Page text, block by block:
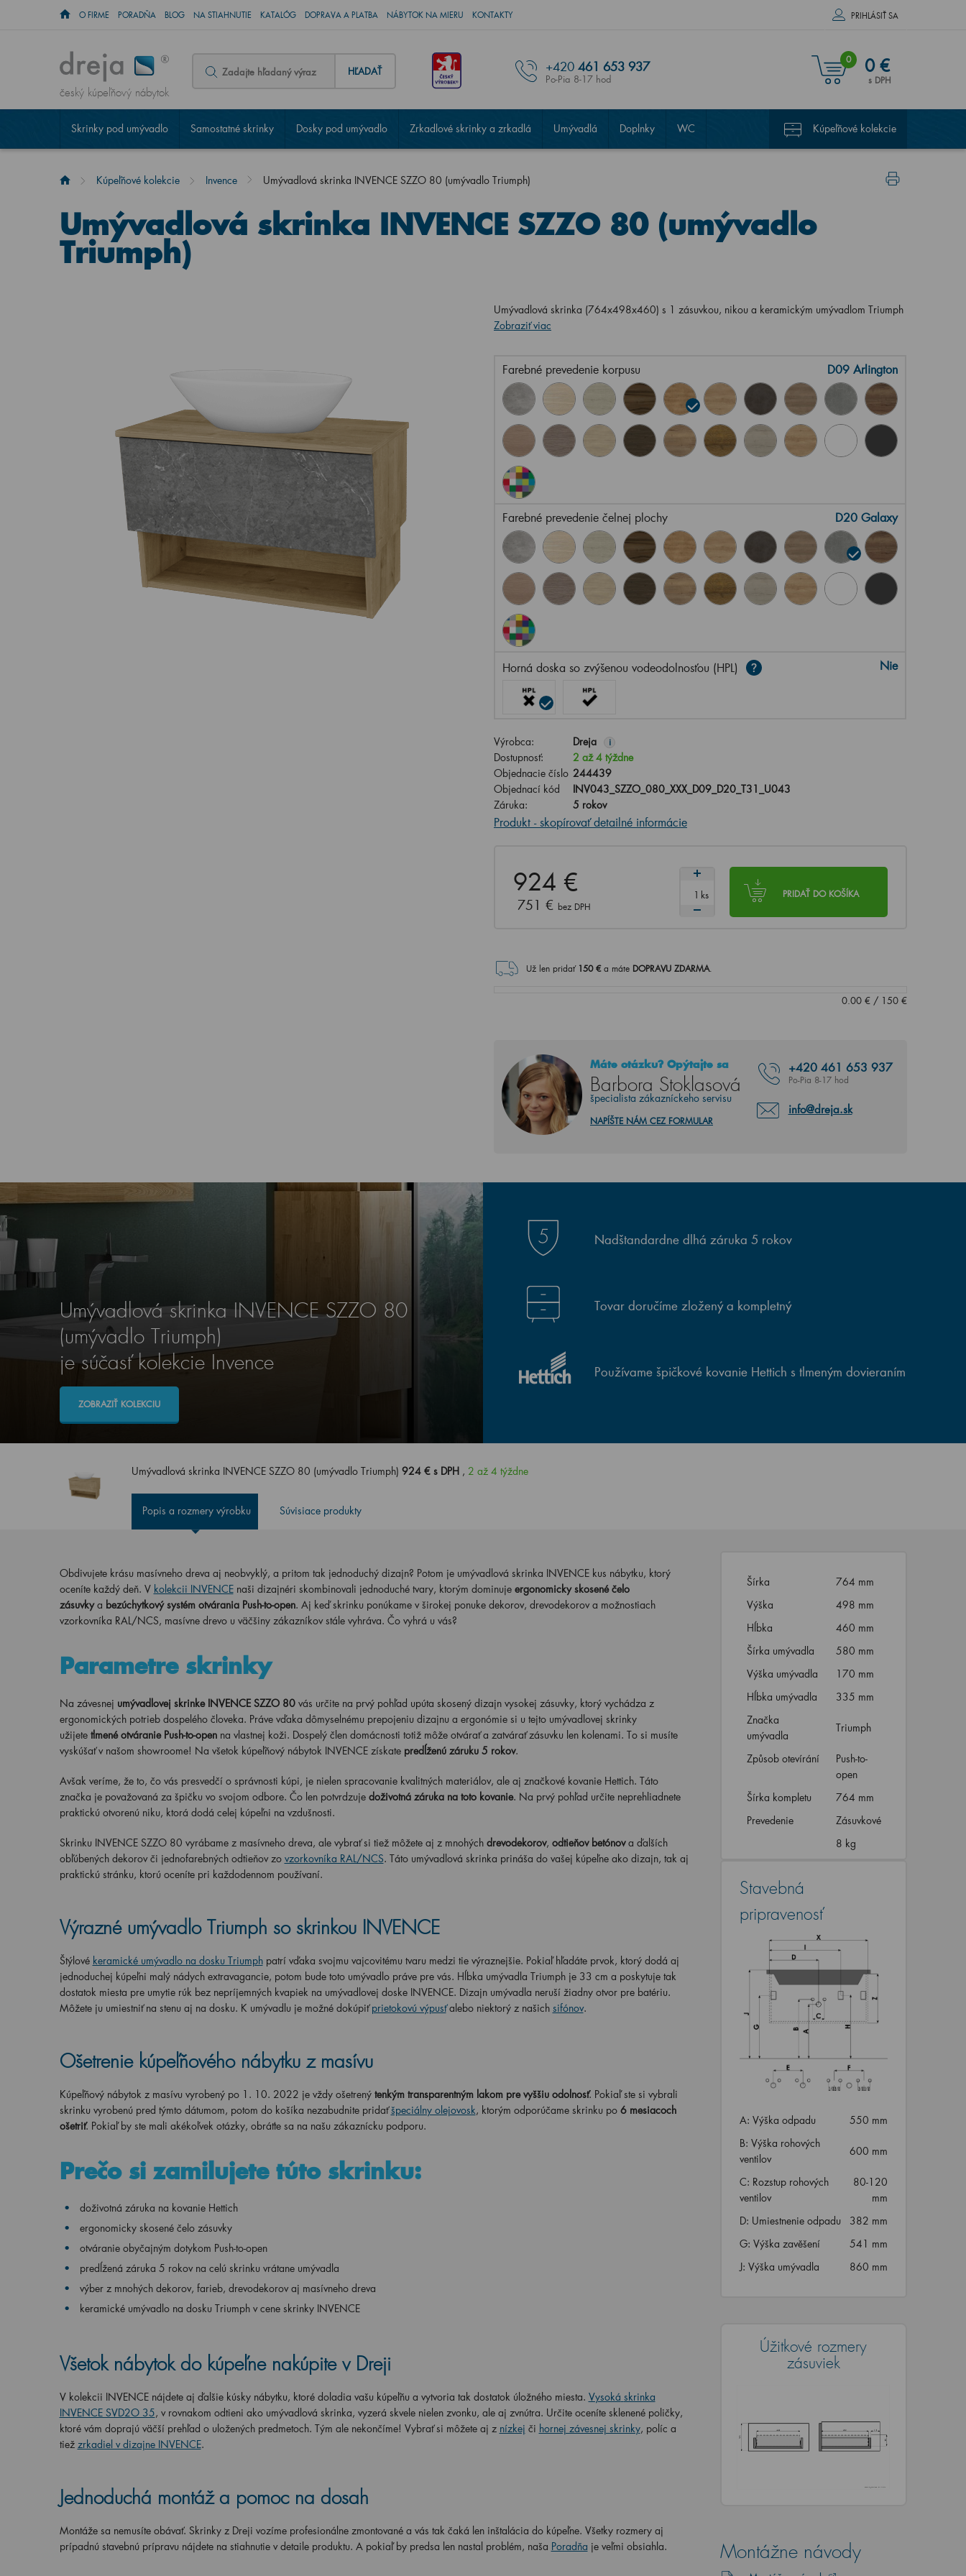
O FIRME PORADŇA BLOG NA STIAHNUTIE KATALÓG DOPRAVA A PLATBA NÁBYTOK NA MIERU KONTAKTY PRIHLÁSIŤ SA
český kúpeľňový nábytok
HĽADAŤ +420 461 653 937
Po-Pia 8-17 hod
0 0 €
s DPH
Skrinky pod umývadlo Samostatné skrinky Dosky pod umývadlo Zrkadlové skrinky a zrkadlá Umývadlá Doplnky WC Kúpeľňové kolekcie
Kúpeľňové kolekcie Invence Umývadlová skrinka INVENCE SZZO 80 (umývadlo Triumph)
Umývadlová skrinka INVENCE SZZO 80 (umývadlo
Triumph)
Umývadlová skrinka (764x498x460) s 1 zásuvkou, nikou a keramickým umývadlom Triumph
Zobraziť viac
Farebné prevedenie korpusu D09 Arlington
Farebné prevedenie čelnej plochy D20 Galaxy
Horná doska so zvýšenou vodeodolnosťou (HPL) Nie
Výrobca: Dreja i
Dostupnosť:
2 až 4 týždne
Objednacie číslo 244439
Objednací kód
INV043_SZZO_080_XXX_D09_D20_T31_U043
Záruka:
5 rokov
Produkt - skopírovať detailné informácie
924 €
751 € bez DPH
PRIDAŤ DO KOŠÍKA
ks
Už len pridať 150€ a máte DOPRAVU ZDARMA.
0.00€/ 150€
Máte otázku? Opýtajte sa
Barbora Stoklasová
špecialista zákazníckeho servisu
+420 461 653 937
Po-Pia 8-17 hod
info@dreja.sk
NAPÍŠTE NÁM CEZ FORMULAR
Umývadlová skrinka INVENCE SZZO 80
(umývadlo Triumph)
je súčasť kolekcie Invence
ZOBRAZIŤ KOLEKCIU
Nadštandardne dlhá záruka 5 rokov
Tovar doručíme zložený a kompletný
Používame špičkové kovanie Hettich s tlmeným dovieraním
Umývadlová skrinka INVENCE SZZO 80 (umývadlo Triumph)924 € s DPH , 2 až 4 týždne
Popis a rozmery výrobku Súvisiace produkty
Obdivujete krásu masívneho dreva aj neobvyklý, a pritom tak jednoduchý dizajn? Potom je umývadlová skrinka INVENCE kus nábytku, ktorý
oceníte každý deň. V kolekcii INVENCE naši dizajnéri skombinovali jednoduché tvary, ktorým dominuje ergonomicky skosené čelo
zásuvky a bezúchytkový systém otvárania Push-to-open. Aj keď skrinku ponúkame v širokej ponuke dekorov, drevodekorov a možnostiach
vzorkovníka RAL/NCS, masívne drevo u väčšiny zákazníkov stále vyhráva. Čo vyhrá u vás?
Parametre skrinky
Na závesnej umývadlovej skrinke INVENCE SZZO 80 vás určite na prvý pohľad upúta skosený dizajn vysokej zásuvky, ktorý vychádza z
ergonomických potrieb dospelého človeka. Práve vďaka dômyselnému prepojeniu dizajnu a ergonómie si u tejto umývadlovej skrinky
užijete tlmené otváranie Push-to-open na vlastnej koži. Dospelý člen domácnosti totiž môže otvárať a zatvárať zásuvku len kolenami. To si musíte
vyskúšať v našom showroome! Na všetok kúpeľňový nábytok INVENCE získate predĺženú záruku 5 rokov.
Avšak veríme, že to, čo vás presvedčí o správnosti kúpi, je nielen spracovanie kvalitných materiálov, ale aj značkové kovanie Hettich. Táto
značka je považovaná za špičku vo svojom odbore. Čo len potvrdzuje doživotná záruka na toto kovanie. Na prvý pohľad určite neprehliadnete
praktickú otvorenú niku, ktorá dodá celej kúpeľni na vzdušnosti.
Skrinku INVENCE SZZO 80 vyrábame z masívneho dreva, ale vybrať si tiež môžete aj z mnohých drevodekorov, odtieňov betónov a ďalších
obľúbených dekorov či jednofarebných odtieňov zo vzorkovníka RAL/NCS. Táto umývadlová skrinka prináša do vašej kúpeľne ako dizajn, tak aj
praktickú stránku, ktorú oceníte pri každodennom používaní.
Výrazné umývadlo Triumph so skrinkou INVENCE
Štýlové keramické umývadlo na dosku Triumph patrí vďaka svojmu vajcovitému tvaru medzi tie výraznejšie. Pokiaľ hľadáte prvok, ktorý dodá aj
jednoduchej kúpeľni malý nádych extravagancie, potom bude toto umývadlo práve pre vás. Hĺbka umývadla Triumph je 33 cm a poskytuje tak
dostatok miesta pre umytie rúk bez nepríjemných kvapiek na umývadlovej doske INVENCE. Dizajn umývadla neruší žiadny otvor pre batériu.
Môžete ju umiestniť na stenu aj na dosku. K umývadlu je možné dokúpiť prietokovú výpusťalebo niektorý z našich sifónov.
Ošetrenie kúpeľňového nábytku z masívu
Kúpeľňový nábytok z masívu vyrobený po 1. 10. 2022 je vždy ošetrený tenkým transparentným lakom pre vyššiu odolnosť. Pokiaľ ste si vybrali
skrinku vyrobenú pred týmto dátumom, potom do košíka nezabudnite pridať špeciálny olejovosk, ktorým odporúčame skrinku po 6 mesiacoch
ošetriť. Pokiaľ by ste mali akékoľvek otázky, obráťte sa na našu zákaznícku podporu.
Prečo si zamilujete túto skrinku:
doživotná záruka na kovanie Hettich
ergonomicky skosené čelo zásuvky
otváranie obyčajným dotykom Push-to-open
predĺžená záruka 5 rokov na celú skrinku vrátane umývadla
výber z mnohých dekorov, farieb, drevodekorov aj masívneho dreva
keramické umývadlo na dosku Triumph v cene skrinky INVENCE
Všetok nábytok do kúpeľne nakúpite v Dreji
V kolekcii INVENCE nájdete aj ďalšie kúsky nábytku, ktoré doladia vašu kúpeľňu a vytvoria tak dostatok úložného miesta. Vysoká skrinka
INVENCE SVD2O 35, v rovnakom odtieni ako umývadlová skrinka, vyzerá skvele nielen zvonku, ale aj zvnútra. Určite oceníte sklenené poličky,
ktoré vám doprajú väčší prehľad o uložených predmetoch. Tým ale nekončíme! Vybrať si môžete aj z nízkej či hornej závesnej skrinky, políc a
tiež zrkadiel v dizajne INVENCE.
Jednoduchá montáž a pomoc na dosah
Montáže sa nemusíte obávať. Skrinky z Dreji vozíme profesionálne zmontované a vás tak čaká len inštalácia do kúpeľne. Všetky rozmery aj
prípadnú stavebnú prípravu nájdete na stiahnutie v detaile produktu. A pokiaľ by predsa len nastal problém, naša Poradňa je veľmi obsiahla.
Šírka
764 mm
Výška
498 mm
Hĺbka
460 mm
Šírka umývadla
580 mm
Výška umývadla
170 mm
Hĺbka umývadla
335 mm
Značka
umývadla
Triumph
Způsob otevírání
Push-to-
open
Šírka kompletu
764 mm
Prevedenie
Zásuvkové
8 kg
Stavebná
pripravenosť
A: Výška odpadu
550 mm
B: Výška rohových
ventilov
600 mm
C: Rozstup rohových
ventilov
80-120
mm
D: Umiestnenie odpadu
382 mm
G: Výška zavěšení
541 mm
J: Výška umývadla
860 mm
Úžitkové rozmery
zásuviek
Montážne návody